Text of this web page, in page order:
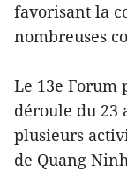
favorisant la
nombreuses
Le 13e Forum
déroule du 23
plusieurs
de Quang